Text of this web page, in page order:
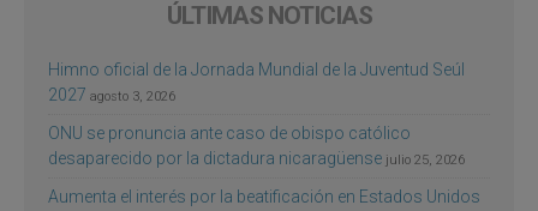
ÚLTIMAS NOTICIAS
Himno oficial de la Jornada Mundial de la Juventud Seúl
2027 agosto 3, 2026
ONU se pronuncia ante caso de obispo católico
desaparecido por la dictadura nicaragüense julio 25, 2026
Aumenta el interés por la beatificación en Estados Unidos